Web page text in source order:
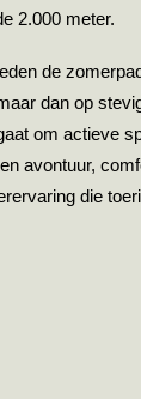
2.000 meter.
de
dan op
om actieve
avontuur,
die